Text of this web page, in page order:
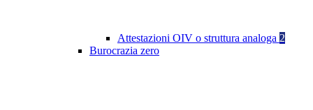
Attestazioni OIV o struttura analoga 2
Burocrazia zero